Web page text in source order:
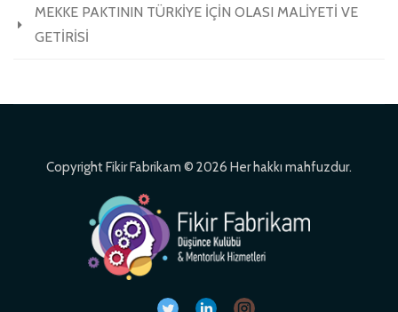
MEKKE PAKTININ TÜRKİYE İÇİN OLASI MALİYETİ VE
GETİRİSİ
Copyright Fikir Fabrikam © 2026 Her hakkı mahfuzdur.